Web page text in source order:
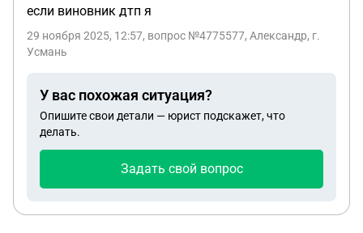
если виновник дтп я
29 ноября 2025, 12:57, вопрос №4775577, Александр, г.
Усмань
У вас похожая ситуация?
Опишите свои детали — юрист подскажет, что
делать.
Задать свой вопрос